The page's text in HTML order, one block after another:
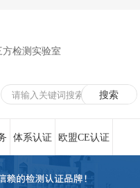
方检测实验室
体系认证 欧盟CE认证